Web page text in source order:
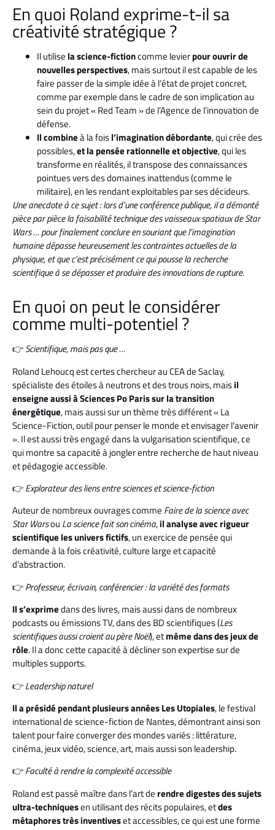
En quoi Roland exprime-t-il sa
créativité stratégique ?
Il utilise la science-fictioncomme levierpour ouvrir de
nouvelles perspectives, mais surtout il est capable de les
faire passer de la simple idée à l’état de projet concret,
comme par exemple dans le cadre de son implication au
sein du projet « Red Team » de l’Agence de l’innovation de
défense.
Il combineà la foisl’imagination débordante, qui crée des
possibles,et la pensée rationnelle et objective, qui les
transforme en réalités, il transpose des connaissances
pointues vers des domaines inattendus (comme le
militaire), en les rendant exploitables par ses décideurs.
Une anecdote à ce sujet : lors d’une conférence publique, il a démonté
pièce par pièce la faisabilité technique des vaisseaux spatiaux de Star
Wars … pour finalement conclure en souriant que l’imagination
humaine dépasse heureusement les contraintes actuelles de la
physique, et que c’est précisément ce qui pousse la recherche
scientifique à se dépasser et produire des innovations de rupture.
En quoi on peut le considérer
comme multi-potentiel ?
👉Scientifique, mais pas que …
Roland Lehoucq est certes chercheur au CEA de Saclay,
spécialiste des étoiles à neutrons et des trous noirs, maisil
enseigne aussi à Sciences Po Paris sur la transition
énergétique, mais aussi sur un thème très différent « La
Science-Fiction, outil pour penser le monde et envisager l’avenir
». Il est aussi très engagé dans la vulgarisation scientifique, ce
qui montre sa capacité à jongler entre recherche de haut niveau
et pédagogie accessible.
👉Explorateur des liens entre sciences et science-fiction
Auteur de nombreux ouvrages comme Faire de la science avec
Star Warsou La science fait son cinéma,il analyse avec rigueur
scientifique les univers fictifs, un exercice de pensée qui
demande à la fois créativité, culture large et capacité
d’abstraction.
👉Professeur, écrivain, conférencier : la variété des formats
Il s’exprimedans des livres, mais aussi dans de nombreux
podcasts ou émissions TV, dans des BD scientifiques (Les
scientifiques aussi croient au père Noël), etmême dans des jeux de
rôle. Il a donc cette capacité à décliner son expertise sur de
multiples supports.
👉Leadership naturel
Il a présidé pendant plusieurs années Les Utopiales, le festival
international de science-fiction de Nantes, démontrant ainsi son
talent pour faire converger des mondes variés : littérature,
cinéma, jeux vidéo, science, art, mais aussi son leadership.
👉Faculté à rendre la complexité accessible
Roland est passé maître dans l’art de rendre digestes des sujets
ultra-techniquesen utilisant des récits populaires, etdes
métaphores très inventiveset accessibles, ce qui est une forme